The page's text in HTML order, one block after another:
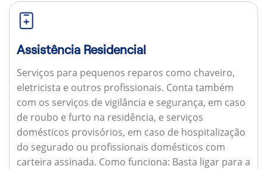
Assistência Residencial
Serviços para pequenos reparos como chaveiro,
eletricista e outros profissionais. Conta também
com os serviços de vigilância e segurança, em caso
de roubo e furto na residência, e serviços
domésticos provisórios, em caso de hospitalização
do segurado ou profissionais domésticos com
carteira assinada. Como funciona: Basta ligar para a